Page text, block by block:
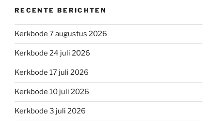
RECENTE BERICHTEN
Kerkbode 7 augustus 2026
Kerkbode 24 juli 2026
Kerkbode 17 juli 2026
Kerkbode 10 juli 2026
Kerkbode 3 juli 2026